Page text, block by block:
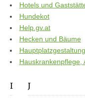
Hotels und
Hundekot
Help.gv.at
Hecken und Bäume
Hauptplatzgestaltung
Hauskrankenpflege,
I J